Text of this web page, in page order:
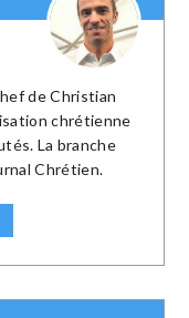
de Christian
chrétienne
La branche
Chrétien.